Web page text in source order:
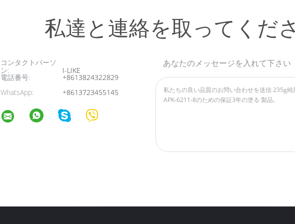
私達と連絡を取ってくだ
コンタクトパーソ
ン:
I-LIKE
電話番号:
+8613824322829
WhatsApp:
+8613723455145
あなたのメッセージを入れて下さい